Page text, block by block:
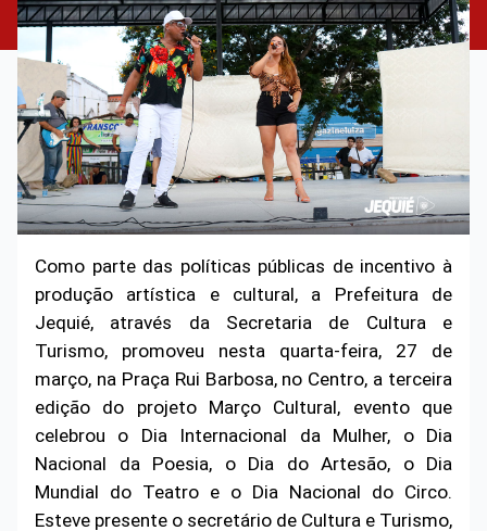
Como parte das políticas públicas de incentivo à
produção artística e cultural, a Prefeitura de
Jequié, através da Secretaria de Cultura e
Turismo, promoveu nesta quarta-feira, 27 de
março, na Praça Rui Barbosa, no Centro, a terceira
edição do projeto Março Cultural, evento que
celebrou o Dia Internacional da Mulher, o Dia
Nacional da Poesia, o Dia do Artesão, o Dia
Mundial do Teatro e o Dia Nacional do Circo.
Esteve presente o secretário de Cultura e Turismo,